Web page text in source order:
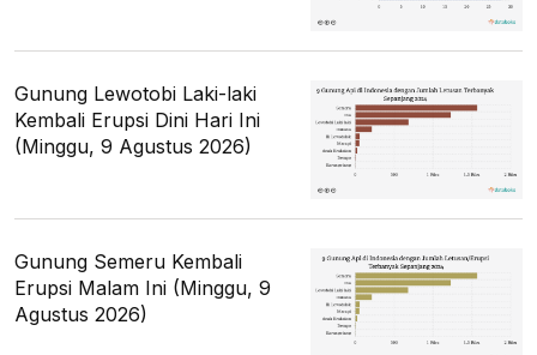
Gunung Lewotobi Laki-laki
Kembali Erupsi Dini Hari Ini
(Minggu, 9 Agustus 2026)
Gunung Semeru Kembali
Erupsi Malam Ini (Minggu, 9
Agustus 2026)